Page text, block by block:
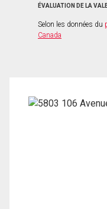
ÉVALUATION DE LA
Selon les données du
Canada